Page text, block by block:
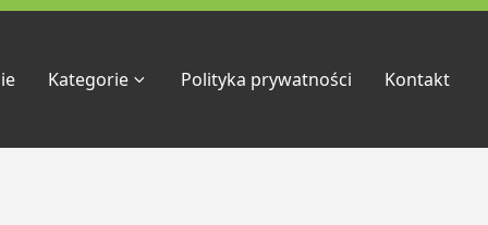
Kategorie Polityka prywatności Kontakt